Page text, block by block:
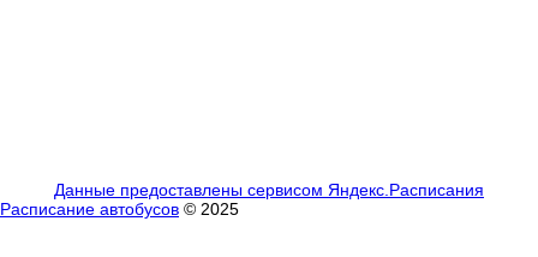
Данные предоставлены сервисом Яндекс.Расписания
Расписание автобусов © 2025